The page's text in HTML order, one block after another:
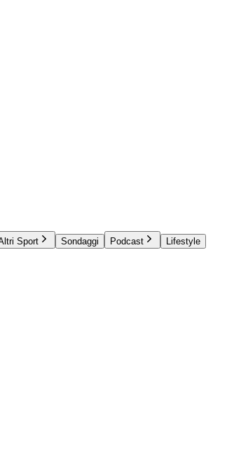
Sport Sondaggi Podcast
Lifestyle